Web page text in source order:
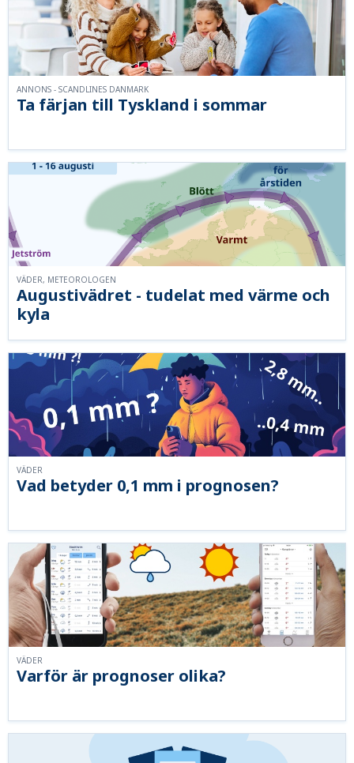
Ta färjan till Tyskland i sommar
ANNONS - SCANDLINES DANMARK
Augustivädret - tudelat med värme och
kyla
VÄDER, METEOROLOGEN
Vad betyder 0,1 mm i prognosen?
VÄDER
Varför är prognoser olika?
VÄDER